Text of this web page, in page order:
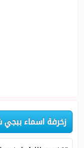
زخرفة اسماء ببجي